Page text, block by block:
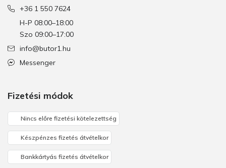
+36 1 550 7624
H-P 08:00–18:00
Szo 09:00–17:00
info@butor1.hu
Messenger
Fizetési módok
Nincs előre fizetési kötelezettség
Készpénzes fizetés átvételkor
Bankkártyás fizetés átvételkor